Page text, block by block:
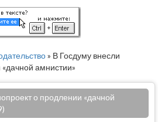
» В Госдуму внесли
амнистии»
о продлении «дачной